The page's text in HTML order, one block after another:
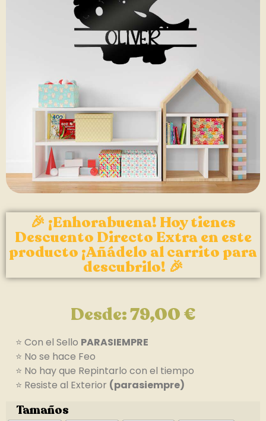
🎉 ¡Enhorabuena! Hoy tienes
Descuento Directo Extra en este
producto ¡Añádelo al carrito para
descubrilo! 🎉
Desde:79,00€
⭐ Con el Sello PARASIEMPRE
⭐ No se hace Feo
⭐ No hay que Repintarlo con el tiempo
⭐ Resiste al Exterior (parasiempre)
Tamaños